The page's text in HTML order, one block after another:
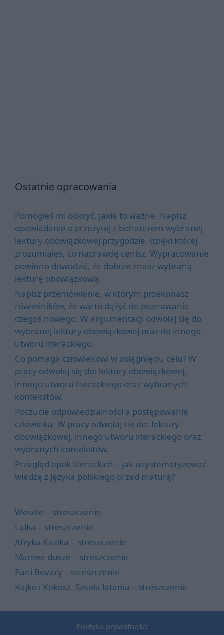
Ostatnie opracowania
Pomogłeś mi odkryć, jakie to ważne. Napisz
opowiadanie o przeżytej z bohaterem wybranej
lektury obowiązkowej przygodzie, dzięki której
zrozumiałeś, co naprawdę cenisz. Wypracowanie
powinno dowodzić, że dobrze znasz wybraną
lekturę obowiązkową.
Napisz przemówienie, w którym przekonasz
rówieśników, że warto dążyć do poznawania
czegoś nowego. W argumentacji odwołaj się do
wybranej lektury obowiązkowej oraz do innego
utworu literackiego.
Co pomaga człowiekowi w osiągnięciu celu? W
pracy odwołaj się do: lektury obowiązkowej,
innego utworu literackiego oraz wybranych
kontekstów.
Poczucie odpowiedzialności a postępowanie
człowieka. W pracy odwołaj się do: lektury
obowiązkowej, innego utworu literackiego oraz
wybranych kontekstów.
Przegląd epok literackich – jak usystematyzować
wiedzę z języka polskiego przed maturą?
Wesele – streszczenie
Lalka – streszczenie
Afryka Kazika – streszczenie
Martwe dusze – streszczenie
Pani Bovary – streszczenie
Kajko i Kokosz. Szkoła latania – streszczenie
Polityka prywatności